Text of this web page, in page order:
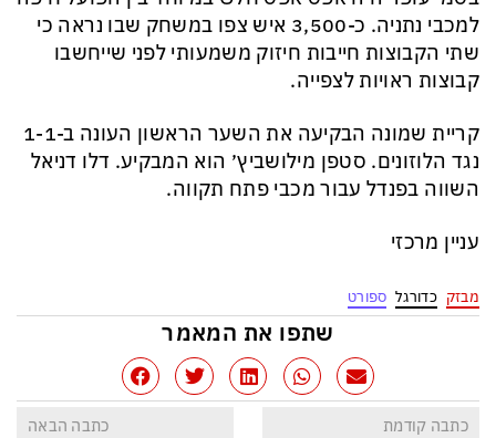
למכבי נתניה. כ-3,500 איש צפו במשחק שבו נראה כי
שתי הקבוצות חייבות חיזוק משמעותי לפני שייחשבו
קבוצות ראויות לצפייה.
קריית שמונה הבקיעה את השער הראשון העונה ב-1-1
נגד הלוזונים. סטפן מילושביץ׳ הוא המבקיע. דלו דניאל
השווה בפנדל עבור מכבי פתח תקווה.
עניין מרכזי
מבזק כדורגל ספורט
שתפו את המאמר
כתבה קודמת כתבה הבאה